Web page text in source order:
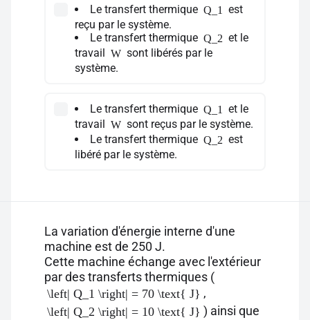
Le transfert thermique Q_1
est
reçu par le système.
Le transfert thermique Q_2 et le
travail
W sont libérés par le
système.
Le transfert thermique Q_1
et le
travail
W sont reçus par le système.
Le transfert thermique Q_2 est
libéré par le système.
La variation d'énergie interne d'une
machine est de 250 J.
Cette machine échange avec l'extérieur
par des transferts thermiques (
\left| Q_1 \right| = 70 \text{ J} ,
\left| Q_2 \right| = 10 \text{ J} ) ainsi que